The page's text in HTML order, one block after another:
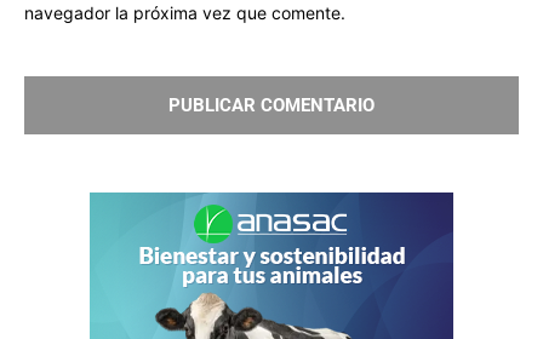
navegador la próxima vez que comente.